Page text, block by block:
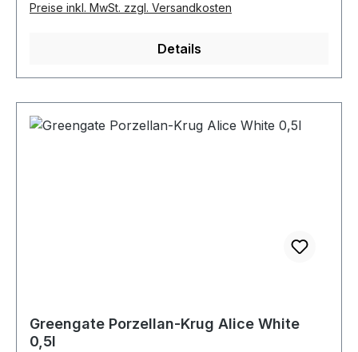
Preise inkl. MwSt. zzgl. Versandkosten
Details
Greengate Porzellan-Krug Alice White
0,5l